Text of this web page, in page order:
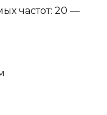
частот: 20 —